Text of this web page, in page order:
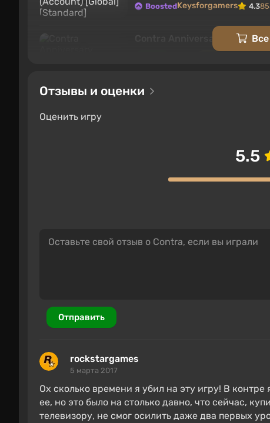
BoostedKeysforgamers 4.3
Contra Anniversary
Contra Anniversary
-15% по
Отзывы и оценки
Оценить игру
5.5
Отправить
rockstargames
5 марта 2017
Ох сколько времени я убил на эту игру! В
ее, но это было на столько давно, что сейчас,
телевизору, не смог осилить даже два первых